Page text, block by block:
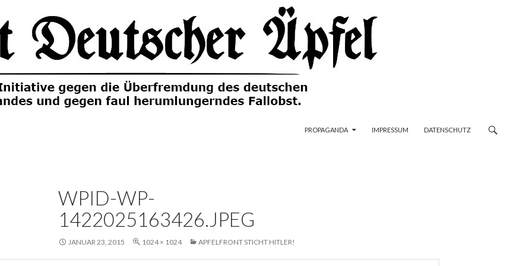
PROPAGANDA
IMPRESSUM DATENSCHUTZ
WPID-WP-
1422025163426.JPEG
JANUAR 23, 2015 1024 × 1024 APFELFRONT STICHT HITLER!